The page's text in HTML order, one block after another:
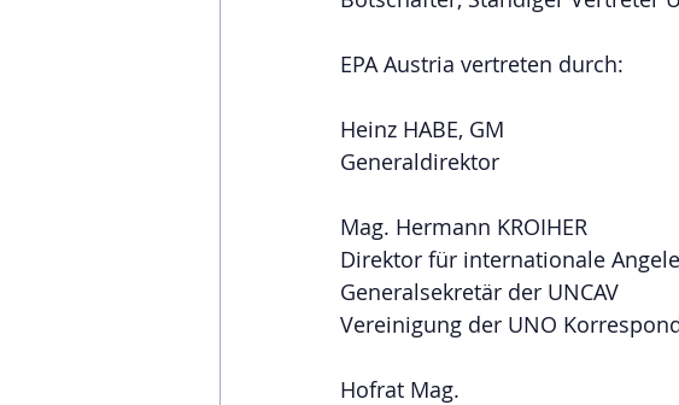
EPA Austria vertreten durch:
Heinz HABE, GM
Generaldirektor
Mag. Hermann KROIHER
Direktor für internationale
Generalsekretär der UNCAV
Vereinigung der UNO
Hofrat Mag.